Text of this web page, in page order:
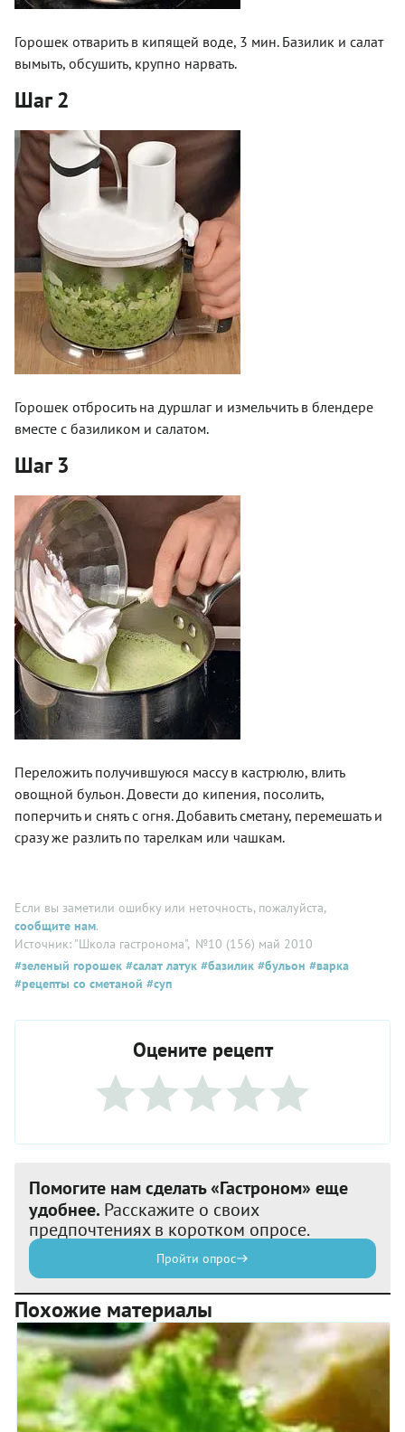
Горошек отварить в кипящей воде, 3 мин. Базилик и салат
вымыть, обсушить, крупно нарвать.
Шаг 2
Горошек отбросить на дуршлаг и измельчить в блендере
вместе с базиликом и салатом.
Шаг 3
Переложить получившуюся массу в кастрюлю, влить
овощной бульон. Довести до кипения, посолить,
поперчить и снять с огня. Добавить сметану, перемешать и
сразу же разлить по тарелкам или чашкам.
Если вы заметили ошибку или неточность, пожалуйста,
сообщите нам.
Источник: "Школа гастронома", №10 (156) май 2010
#зеленый горошек #салат латук #базилик #бульон #варка
#рецепты со сметаной #суп
Оцените рецепт
Помогите нам сделать «Гастроном» еще
удобнее. Расскажите о своих
предпочтениях в коротком опросе.
Пройти опрос
Похожие материалы